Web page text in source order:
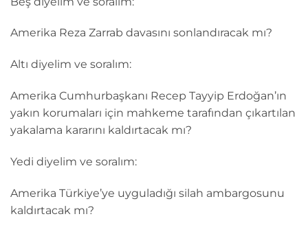
Amerika Reza Zarrab davasını sonlandıracak mı?
Altı diyelim ve soralım:
Amerika Cumhurbaşkanı Recep Tayyip Erdoğan’ın
yakın korumaları için mahkeme tarafından çıkartılan
yakalama kararını kaldırtacak mı?
Yedi diyelim ve soralım:
Amerika Türkiye’ye uyguladığı silah ambargosunu
kaldırtacak mı?